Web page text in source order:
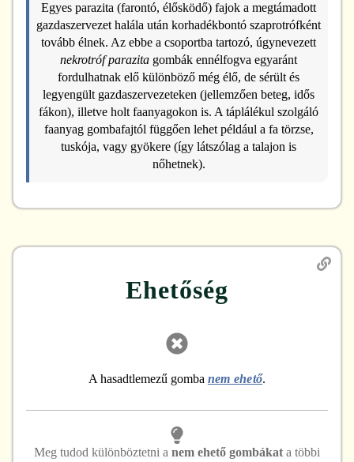
Egyes parazita (farontó, élősködő) fajok a megtámadott
gazdaszervezet halála után korhadékbontó szaprotrófként
tovább élnek. Az ebbe a csoportba tartozó, úgynevezett
nekrotróf parazita gombák ennélfogva egyaránt
fordulhatnak elő különböző még élő, de sérült és
legyengült gazdaszervezeteken (jellemzően beteg, idős
fákon), illetve holt faanyagokon is. A táplálékul szolgáló
faanyag gombafajtól függően lehet például a fa törzse,
tuskója, vagy gyökere (így látszólag a talajon is
nőhetnek).
Ehetőség
A hasadtlemezű gomba nem ehető.
Meg tudod különböztetni a nem ehető gombákat a többi